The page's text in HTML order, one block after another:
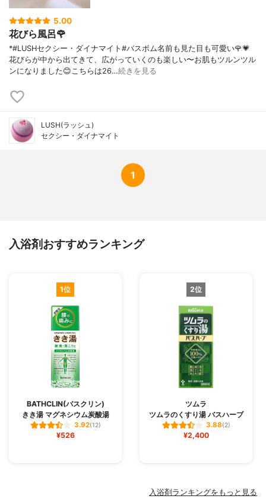
5.00
花びら風呂🌹
*#LUSHセクシー・ダイナマイト#バスボム名前も見た目も可愛い🌹💗
花びらが中から出てきて、広がっていくのも楽しい〜お肌もツルンツル
ンになりました😊こちらは26…続きを見る
LUSH(ラッシュ)
セクシー・ダイナマイト
1
入浴剤おすすめランキング
1位
BATHCLIN(バスクリン)
きき湯 マグネシウム炭酸湯
3.92(12)
¥526
2位
ツムラ
ツムラのくすり湯 バスハーブ
3.88(2)
¥2,400
入浴剤ランキングをもっと見る